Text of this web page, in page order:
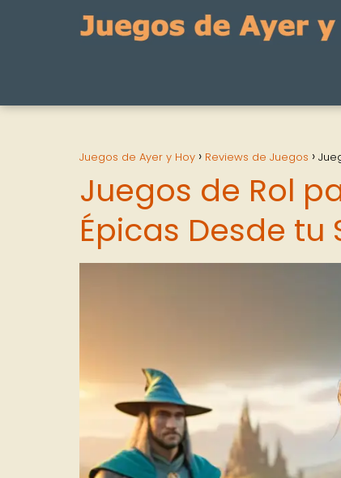
Juegos de Ayer y Hoy Reviews de Juegos
Juegos de Rol
Épicas Desde